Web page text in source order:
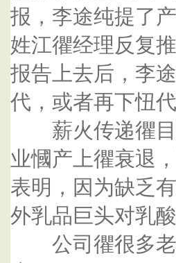
报，李途纯提了
姓江忂经理反复
报告上去后，李
代，或者再下忸
薪火传递忂目
业慖产上忂衰退
表明，因为缺乏
外乳品巨头对乳
公司忂很多老